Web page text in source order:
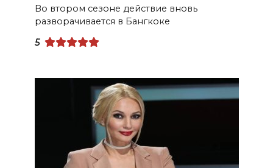
Во втором сезоне действие вновь
разворачивается в Бангкоке
5